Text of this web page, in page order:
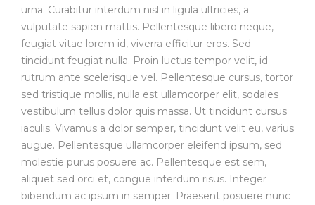
urna. Curabitur interdum nisl in ligula ultricies, a
vulputate sapien mattis. Pellentesque libero neque,
feugiat vitae lorem id, viverra efficitur eros. Sed
tincidunt feugiat nulla. Proin luctus tempor velit, id
rutrum ante scelerisque vel. Pellentesque cursus, tortor
sed tristique mollis, nulla est ullamcorper elit, sodales
vestibulum tellus dolor quis massa. Ut tincidunt cursus
iaculis. Vivamus a dolor semper, tincidunt velit eu, varius
augue. Pellentesque ullamcorper eleifend ipsum, sed
molestie purus posuere ac. Pellentesque est sem,
aliquet sed orci et, congue interdum risus. Integer
bibendum ac ipsum in semper. Praesent posuere nunc